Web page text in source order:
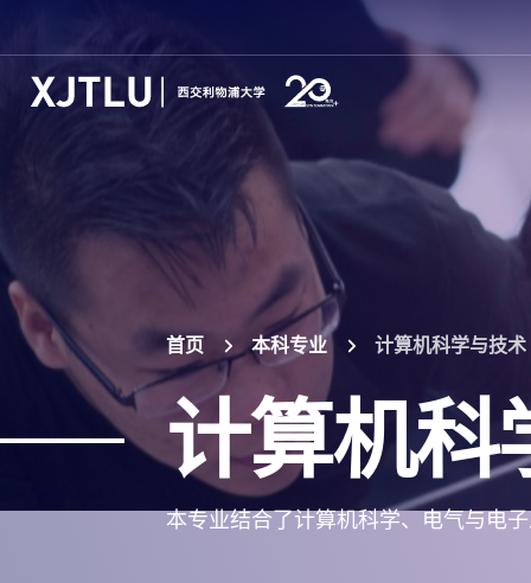
首页 本科专业 计算机科学与技术
计算机科
本专业结合了计算机科学、电气与电